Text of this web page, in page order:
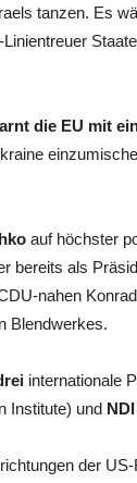
tanzen. Es
die EU mit
auf höchster
bereits als
nahen
Blendwerkes.
internationale
Institute) und NDI
der